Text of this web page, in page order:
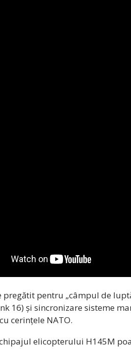
pregătit pentru „câmpul de
16) și sincronizare sisteme
cerințele NATO.
elicopterului H145M